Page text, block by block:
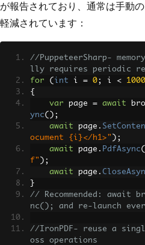
が報告されており、通常は手動
軽減されています：
//PuppeteerSharp-
lly requires periodic
for
( int i = 0; i < 1000
{
var page = await
ync();
await page .
ocument {i}</h1>" );
await page . PdfAsync(
f" );
await page .
}
// Recommended: await
nc(); and re-launch
//IronPDF- reuse a
oss operations